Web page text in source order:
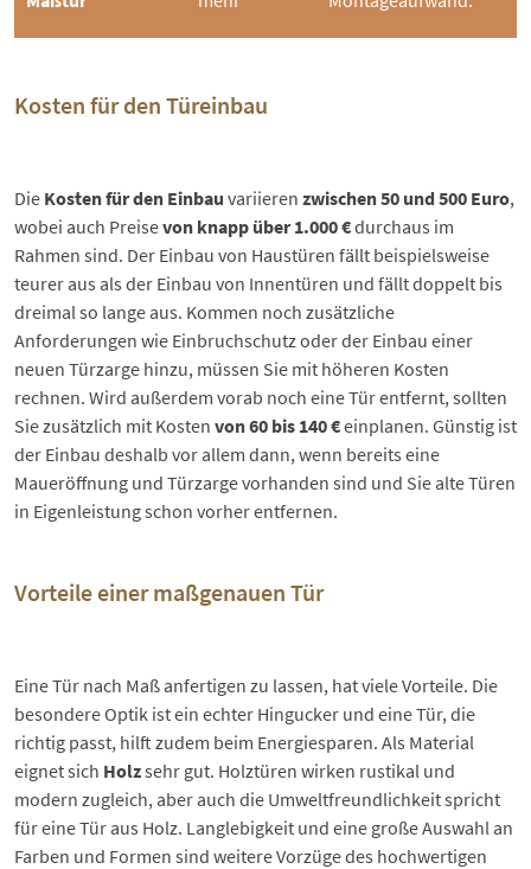
Kosten für den Türeinbau
Die Kosten für den Einbau variieren zwischen 50 und 500 Euro,
wobei auch Preisevon knapp über 1.000 €durchaus im
Rahmen sind. Der Einbau von Haustüren fällt beispielsweise
teurer aus als der Einbau von Innentüren und fällt doppelt bis
dreimal so lange aus. Kommen noch zusätzliche
Anforderungen wie Einbruchschutzoder der Einbau einer
neuen Türzarge hinzu, müssen Sie mit höheren Kosten
rechnen. Wird außerdem vorab noch eine Tür entfernt, sollten
Sie zusätzlich mit Kosten von 60 bis 140 €einplanen. Günstig ist
der Einbau deshalb vor allem dann, wenn bereits eine
Maueröffnung und Türzarge vorhanden sind und Sie alte Türen
in Eigenleistung schon vorher entfernen.
Vorteile einer maßgenauen Tür
Eine Tür nach Maß anfertigen zu lassen, hat viele Vorteile. Die
besondere Optik ist ein echter Hingucker und eine Tür, die
richtig passt, hilft zudem beim Energiesparen. Als Material
eignet sich Holzsehr gut. Holztüren wirken rustikal und
modern zugleich, aber auch die Umweltfreundlichkeit spricht
für eine Tür aus Holz. Langlebigkeit und eine große Auswahl an
Farben und Formen sind weitere Vorzüge des hochwertigen